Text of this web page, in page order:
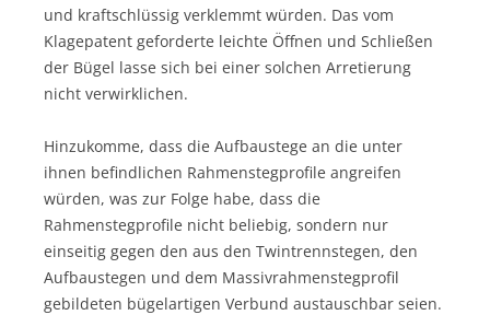
und kraftschlüssig verklemmt würden. Das vom
Klagepatent geforderte leichte Öffnen und Schließen
der Bügel lasse sich bei einer solchen Arretierung
nicht verwirklichen.
Hinzukomme, dass die Aufbaustege an die unter
ihnen befindlichen Rahmenstegprofile angreifen
würden, was zur Folge habe, dass die
Rahmenstegprofile nicht beliebig, sondern nur
einseitig gegen den aus den Twintrennstegen, den
Aufbaustegen und dem Massivrahmenstegprofil
gebildeten bügelartigen Verbund austauschbar seien.